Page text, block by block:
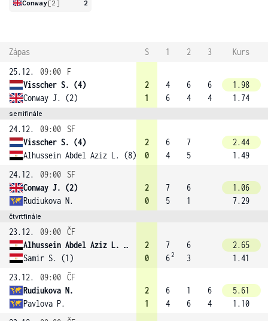
Conway[2] 2
Zápas S 1 2 3
Kurs
25.12.
09:00
F
Visscher S. (4)
Conway J. (2)
2
1
4
6
6
4
6
4
1.98
1.74
semifinále
24.12. 09:00
SF
Visscher S. (4)
Alhussein Abdel Aziz L. (8)
2
0
6
4
7
5
2.44
1.49
24.12.
09:00
SF
Conway J. (2)
Rudiukova N.
2
0
7
5
6
1
1.06
7.29
čtvrtfinále
23.12. 09:00 ČF
Alhussein Abdel Aziz L. (8)
Samir S. (1)
2
0
7
62
6
3
2.65
1.41
23.12.
09:00 ČF
Rudiukova N.
Pavlova P.
2
1
6
4
1
6
6
4
5.61
1.10